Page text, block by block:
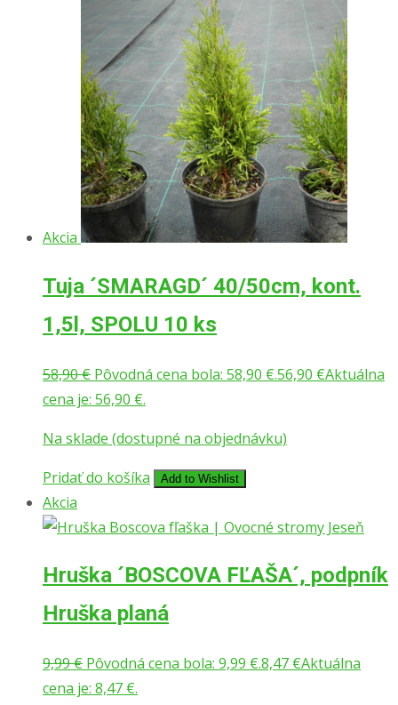
Akcia
Tuja ´SMARAGD´ 40/50cm, kont.
1,5l, SPOLU 10 ks
58,90€ Pôvodná cena bola: 58,90 €.56,90 €Aktuálna
cena je: 56,90 €.
Na sklade (dostupné na objednávku)
Pridať do košíka
Add to Wishlist
Akcia
Hruška ´BOSCOVA FĽAŠA´, podpník
Hruška planá
9,99€ Pôvodná cena bola: 9,99 €.8,47 €Aktuálna
cena je: 8,47 €.